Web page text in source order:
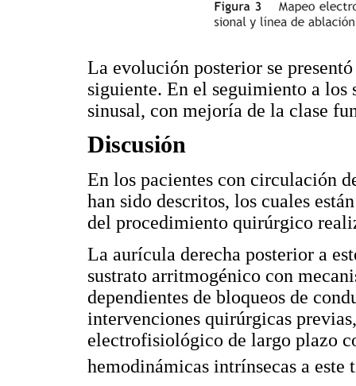
La evolución posterior se
siguiente. En el seguimiento a los
sinusal, con mejoría de la clase
Discusión
En los pacientes con circulación
han sido descritos, los cuales
del procedimiento quirúrgico
La aurícula derecha posterior a
sustrato arritmogénico con
dependientes de bloqueos de
intervenciones quirúrgicas
electrofisiológico de largo plazo
hemodinámicas intrínsecas a